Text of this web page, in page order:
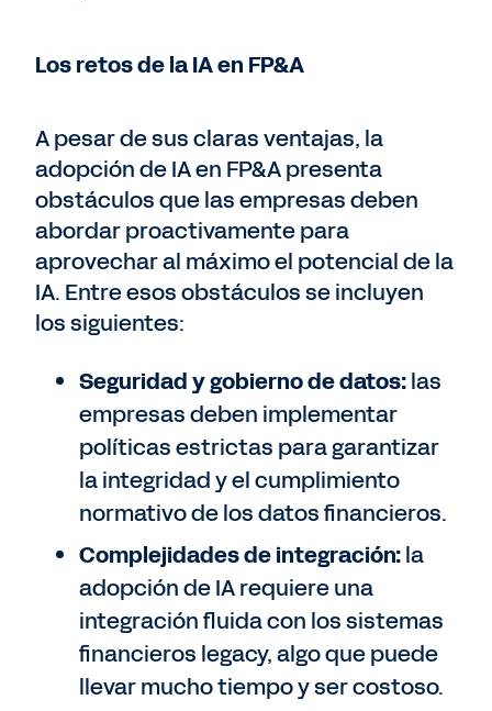
Los retos de la IA en FP&A
A pesar de sus claras ventajas, la
adopción de IA en FP&A presenta
obstáculos que las empresas deben
abordar proactivamente para
aprovechar al máximo el potencial de la
IA. Entre esos obstáculos se incluyen
los siguientes:
Seguridad y gobierno de datos:las
empresas deben implementar
políticas estrictas para garantizar
la integridad y el cumplimiento
normativo de los datos financieros.
Complejidades de integración:la
adopción de IA requiere una
integración fluida con los sistemas
financieros legacy, algo que puede
llevar mucho tiempo y ser costoso.